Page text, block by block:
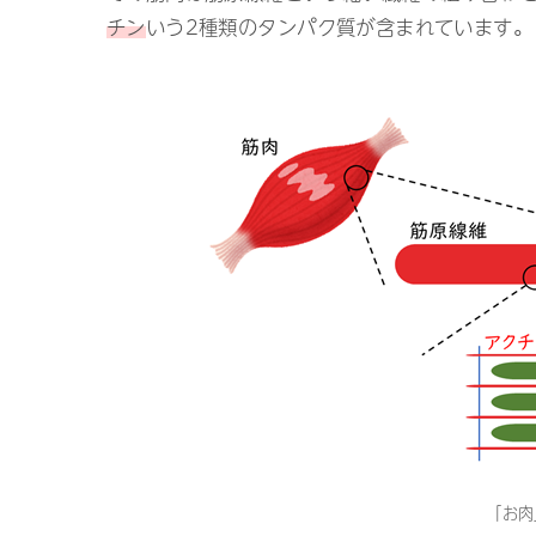
チンいう2種類のタンパク質が含まれています。
「お